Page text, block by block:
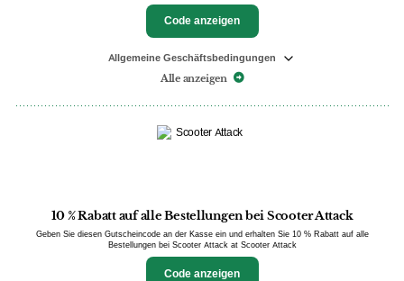
Code anzeigen
Allgemeine Geschäftsbedingungen
Alle anzeigen
10 % Rabatt auf alle Bestellungen bei Scooter Attack
Geben Sie diesen Gutscheincode an der Kasse ein und erhalten Sie 10 % Rabatt auf alle
Bestellungen bei Scooter Attack at Scooter Attack
Code anzeigen